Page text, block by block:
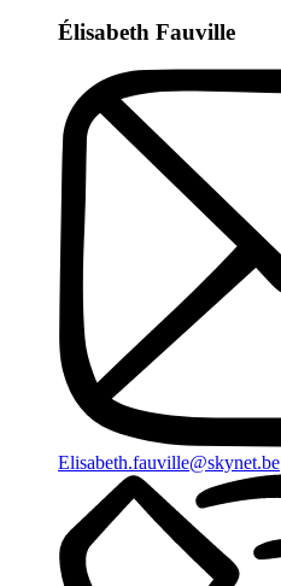
Élisabeth Fauville
Elisabeth.fauville@skynet.be